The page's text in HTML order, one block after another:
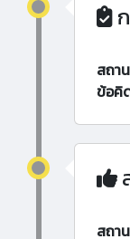
สถา
ข้อคิ
สถา